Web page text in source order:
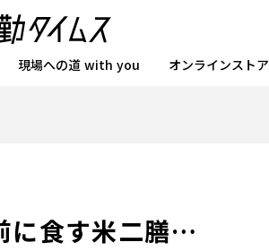
現場への道 with you オンラインストア
に食す米二膳…